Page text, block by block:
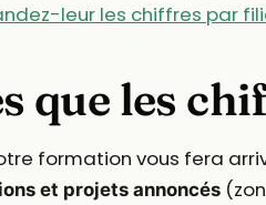
leur les chiffres par
que les
formation vous fera
et projets annoncés